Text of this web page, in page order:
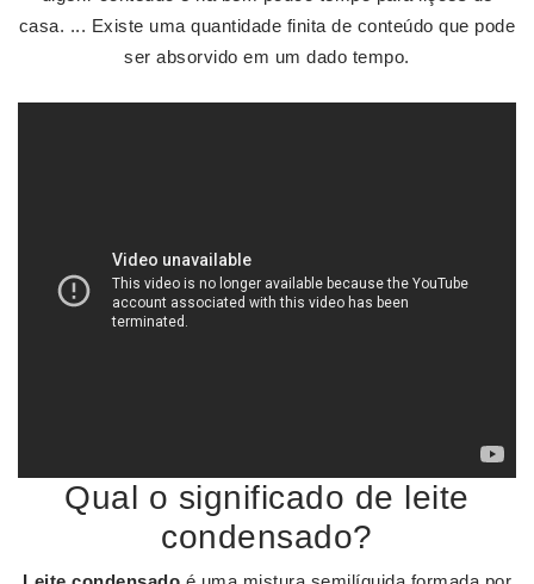
casa. ... Existe uma quantidade finita de conteúdo que pode
ser absorvido em um dado tempo.
Qual o significado de leite
condensado?